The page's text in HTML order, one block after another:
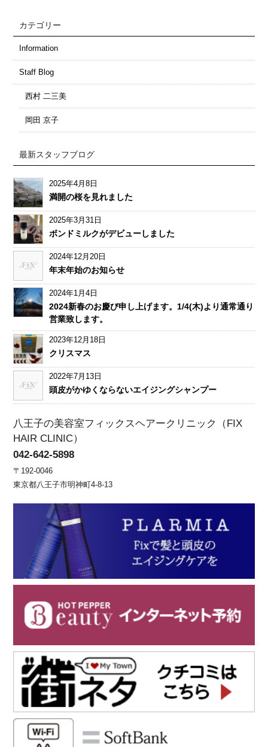
カテゴリー
Information
Staff Blog
西村 二三美
岡田 京子
最新スタッフブログ
2025年4月8日
満開の桜を見れました
2025年3月31日
ボンドミルクがデビューしました
2024年12月20日
年末年始のお知らせ
2024年1月4日
2024新春のお慶び申し上げます。1/4(木)より通常通り
営業致します。
2023年12月18日
クリスマス
2022年7月13日
頭皮がかゆくならないエイジングシャンプー
八王子の美容室フィックスヘアークリニック（FIX
HAIR CLINIC）
042-642-5898
〒192-0046
東京都八王子市明神町4-8-13